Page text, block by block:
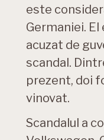
este
Germaniei.
acuzat de
scandal.
prezent, doi
vinovat.
Scandalul a